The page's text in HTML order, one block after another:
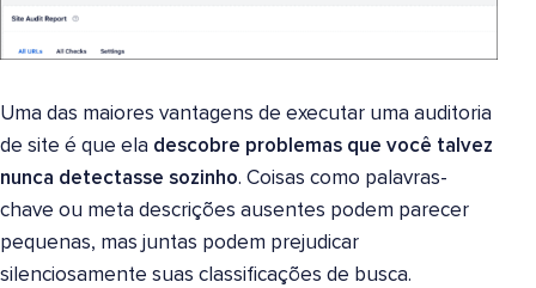
Uma das maiores vantagens de executar uma auditoria
de site é que ela descobre problemas que você talvez
nunca detectasse sozinho. Coisas como palavras-
chave ou meta descrições ausentes podem parecer
pequenas, mas juntas podem prejudicar
silenciosamente suas classificações de busca.